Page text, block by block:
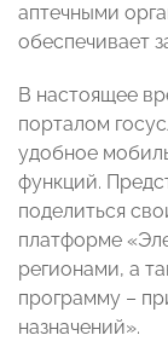
аптечными
обеспечивает
В настоящее
порталом
удобное
функций.
поделиться
платформе
регионами, а
программу –
назначений».